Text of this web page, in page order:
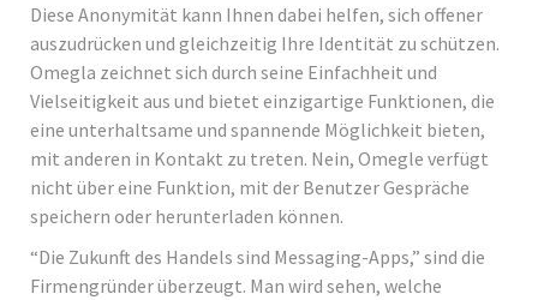
Diese Anonymität kann Ihnen dabei helfen, sich offener
auszudrücken und gleichzeitig Ihre Identität zu schützen.
Omegla zeichnet sich durch seine Einfachheit und
Vielseitigkeit aus und bietet einzigartige Funktionen, die
eine unterhaltsame und spannende Möglichkeit bieten,
mit anderen in Kontakt zu treten. Nein, Omegle verfügt
nicht über eine Funktion, mit der Benutzer Gespräche
speichern oder herunterladen können.
“Die Zukunft des Handels sind Messaging-Apps,” sind die
Firmengründer überzeugt. Man wird sehen, welche